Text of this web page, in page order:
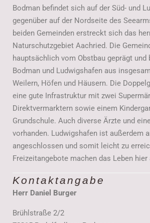
Bodman befindet sich auf der Süd- und
gegenüber auf der Nordseite des
beiden Gemeinden erstreckt sich das
Naturschutzgebiet Aachried. Die
hauptsächlich vom Obstbau geprägt und
Bodman und Ludwigshafen aus
Weilern, Höfen und Häusern. Die
eine gute Infrastruktur mit zwei
Direktvermarktern sowie einem
Grundschule. Auch diverse Ärzte und
vorhanden. Ludwigshafen ist außerdem
angeschlossen und somit leicht zu
Freizeitangebote machen das Leben hier
Kontaktangabe
Herr Daniel Burger
Brühlstraße 2/2